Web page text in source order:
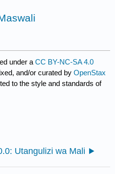
under aCC BY-NC-SA 4.0
and/or curated byOpenStax
to the style and standards of
Utangulizi wa Mali